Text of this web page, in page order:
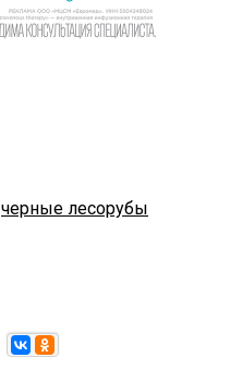
черные лесорубы